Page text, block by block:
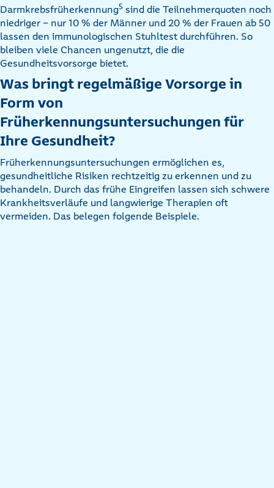
Darmkrebsfrüherkennung5 sind die Teilnehmerquoten noch
niedriger – nur 10 % der Männer und 20 % der Frauen ab 50
lassen den immunologischen Stuhltest durchführen. So
bleiben viele Chancen ungenutzt, die die
Gesundheitsvorsorge bietet.
Was bringt regelmäßige Vorsorge in
Form von
Früherkennungsuntersuchungen für
Ihre Gesundheit?
Früherkennungsuntersuchungen ermöglichen es,
gesundheitliche Risiken rechtzeitig zu erkennen und zu
behandeln. Durch das frühe Eingreifen lassen sich schwere
Krankheitsverläufe und langwierige Therapien oft
vermeiden. Das belegen folgende Beispiele.